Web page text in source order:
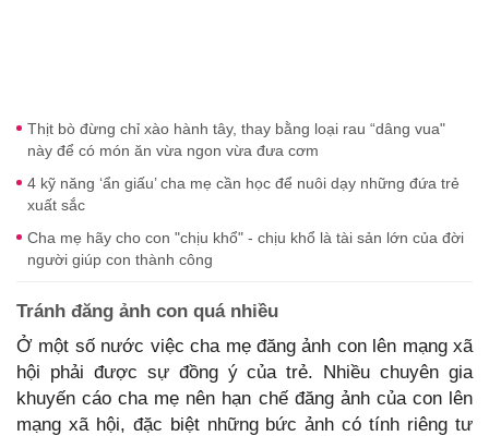
Thịt bò đừng chỉ xào hành tây, thay bằng loại rau “dâng vua"
này để có món ăn vừa ngon vừa đưa cơm
4 kỹ năng ‘ẩn giấu’ cha mẹ cần học để nuôi dạy những đứa trẻ
xuất sắc
Cha mẹ hãy cho con "chịu khổ" - chịu khổ là tài sản lớn của đời
người giúp con thành công
Tránh đăng ảnh con quá nhiều
Ở một số nước việc cha mẹ đăng ảnh con lên mạng xã
hội phải được sự đồng ý của trẻ. Nhiều chuyên gia
khuyến cáo cha mẹ nên hạn chế đăng ảnh của con lên
mạng xã hội, đặc biệt những bức ảnh có tính riêng tư